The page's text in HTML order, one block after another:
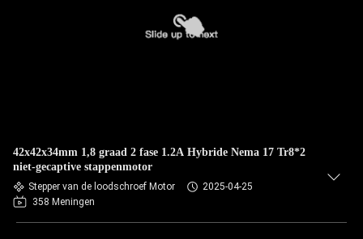
42x42x34mm 1,8 graad 2 fase 1.2A Hybride Nema 17 Tr8*2
niet-gecaptive stappenmotor
Stepper van de loodschroef Motor
2025-04-25
358 Meningen